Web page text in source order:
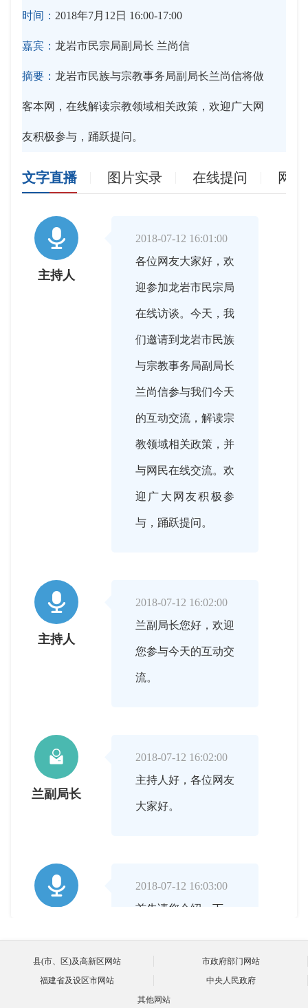
时间： 2018年7月12日 16:00-17:00
嘉宾： 龙岩市民宗局副局长 兰尚信
摘要： 龙岩市民族与宗教事务局副局长兰尚信将做
客本网，在线解读宗教领域相关政策，欢迎广大网
友积极参与，踊跃提问。
文字直播 图片实录 在线提问 网

主持人
2018-07-12 16:01:00
各位网友大家好，欢
迎参加龙岩市民宗局
在线访谈。今天，我
们邀请到龙岩市民族
与宗教事务局副局长
兰尚信参与我们今天
的互动交流，解读宗
教领域相关政策，并
与网民在线交流。欢
迎广大网友积极参
与，踊跃提问。

主持人
2018-07-12 16:02:00
兰副局长您好，欢迎
您参与今天的互动交
流。

兰副局长
2018-07-12 16:02:00
主持人好，各位网友
大家好。

2018-07-12 16:03:00
首先请您介绍一下，
教道教商业化行为有
县(市、区)及高新区网站
市政府部门网站
福建省及设区市网站
中央人民政府
其他网站